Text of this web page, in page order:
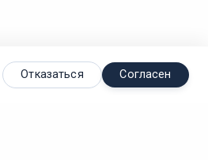
Отказаться Согласен